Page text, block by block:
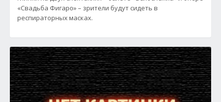
«Свадьба Фигаро» – зрители будут сидеть в
респираторных масках.